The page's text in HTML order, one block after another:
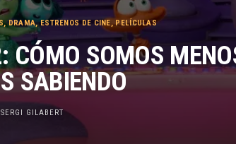
,DRAMA,ESTRENOS DE CINE, PELÍCULAS
CÓMO SOMOS
SABIENDO
SERGI GILABERT